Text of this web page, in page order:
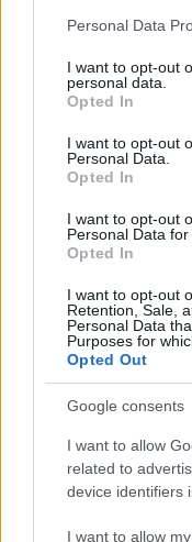
Please note that this
not limited to your
grant or deny
use your data for
consent section.
Personal Data
I want to opt-out
personal data.
Opted In
I want to opt-out
Personal Data.
Opted In
I want to opt-out
Personal Data for
Opted In
I want to opt-out
Retention, Sale,
Personal Data
Purposes for
Opted Out
Google consents
I want to allow
related to
device identifiers
I want to allow
Meccs Center
Paris
Nya Ullevi, Göteborg
2026-08-08 17:00